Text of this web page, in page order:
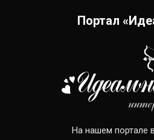
Портал
На нашем портале